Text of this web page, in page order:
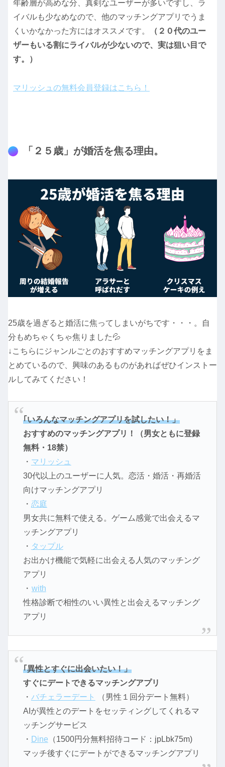
年齢層が高めな分、真剣なユーザーが多いですし、ラ
イバルも少なめなので、他のマッチングアプリでうま
くいかなかった方にはオススメです。
（２０代のユー
ザーもいる割にライバルが少ないので、実は狙い目で
す。）
マリッシュの無料会員登録はこちら！
「２５歳」が婚活を焦る理由。
25歳を過ぎると婚活に焦ってしまいがちです・・・。自
分もめちゃくちゃ焦りました💦
↓こちらにジャンルごとのおすすめマッチングアプリをま
とめているので、興味のあるものがあればぜひインストー
ルしてみてください！
｢いろんなマッチングアプリを試したい！」
おすすめのマッチングアプリ！（男女ともに登録
無料・18禁）
・ マリッシュ
30代以上のユーザーに人気。恋活・婚活・再婚活
向けマッチングアプリ
・ 恋庭
男女共に無料で使える。ゲーム感覚で出会えるマ
ッチングアプリ
・ タップル
お出かけ機能で気軽に出会える人気のマッチング
アプリ
・ with
性格診断で相性のいい異性と出会えるマッチング
アプリ
｢異性とすぐに出会いたい！」
すぐにデートできるマッチングアプリ
・ バチェラーデート
（男性１回分デート無料）
AIが異性とのデートをセッティングしてくれるマ
ッチングサービス
・ Dine （1500円分無料招待コード：jpLbk75m)
マッチ後すぐにデートができるマッチングアプリ